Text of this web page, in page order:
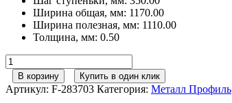
Ширина общая, мм: 1170.00
Ширина полезная, мм: 1110.00
Толщина, мм: 0.50
Количество
товара
Металл
Профиль
В корзину Купить в один клик
Артикул: F-283703 Категория: Металл Профиль